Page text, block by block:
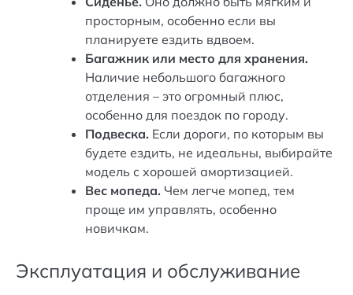
просторным, особенно если вы
планируете ездить вдвоем.
Багажник или место для хранения.
Наличие небольшого багажного
отделения – это огромный плюс,
особенно для поездок по городу.
Подвеска. Если дороги, по которым вы
будете ездить, не идеальны, выбирайте
модель с хорошей амортизацией.
Вес мопеда. Чем легче мопед, тем
проще им управлять, особенно
новичкам.
Эксплуатация и обслуживание